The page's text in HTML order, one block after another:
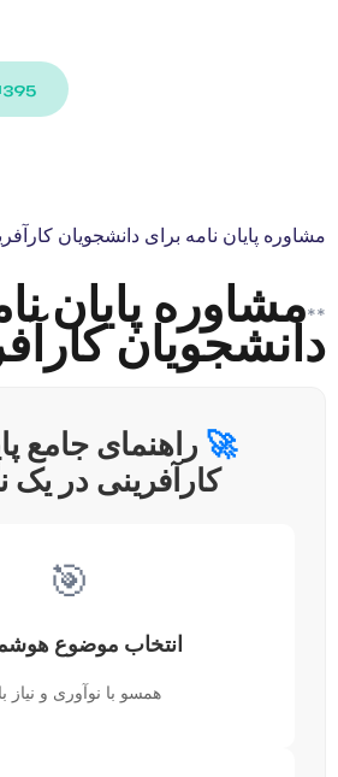
مشاوره پایان نامه برای دانشجویان
**مشاوره پایان
دانشجویان
🚀 راهنمای جامع
کارآفرینی در یک
🎯
انتخاب موضوع
همسو با نوآوری و نیاز